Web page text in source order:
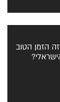
הזמן הטוב